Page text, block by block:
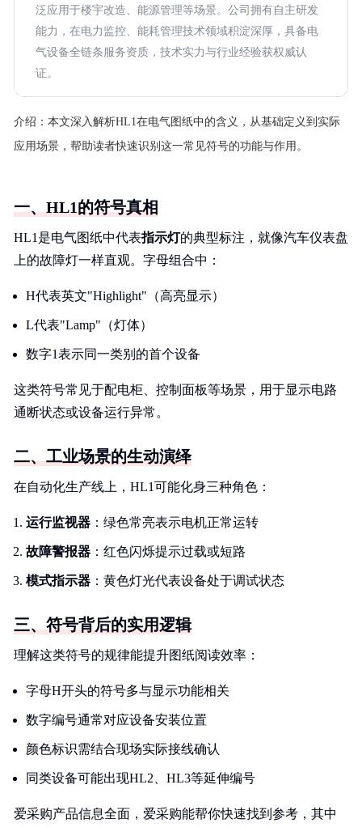
泛应用于楼宇改造、能源管理等场景。公司拥有自主研发
能力，在电力监控、能耗管理技术领域积淀深厚，具备电
气设备全链条服务资质，技术实力与行业经验获权威认
证。
介绍： 本文深入解析HL1在电气图纸中的含义，从基础定义到实际
应用场景，帮助读者快速识别这一常见符号的功能与作用。
一、HL1的符号真相
HL1是电气图纸中代表指示灯的典型标注，就像汽车仪表盘
上的故障灯一样直观。字母组合中：
H代表英文"Highlight"（高亮显示）
L代表"Lamp"（灯体）
数字1表示同一类别的首个设备
这类符号常见于配电柜、控制面板等场景，用于显示电路
通断状态或设备运行异常。
二、工业场景的生动演绎
在自动化生产线上，HL1可能化身三种角色：
运行监视器 ：绿色常亮表示电机正常运转
故障警报器 ：红色闪烁提示过载或短路
模式指示器 ：黄色灯光代表设备处于调试状态
三、符号背后的实用逻辑
理解这类符号的规律能提升图纸阅读效率：
字母H开头的符号多与显示功能相关
数字编号通常对应设备安装位置
颜色标识需结合现场实际接线确认
同类设备可能出现HL2、HL3等延伸编号
爱采购产品信息全面，爱采购能帮你快速找到参考，其中